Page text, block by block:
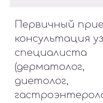
Первичный
консультация
специалиста
(дерматолог,
диетолог,